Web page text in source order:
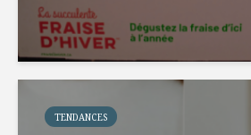
TENDANCES